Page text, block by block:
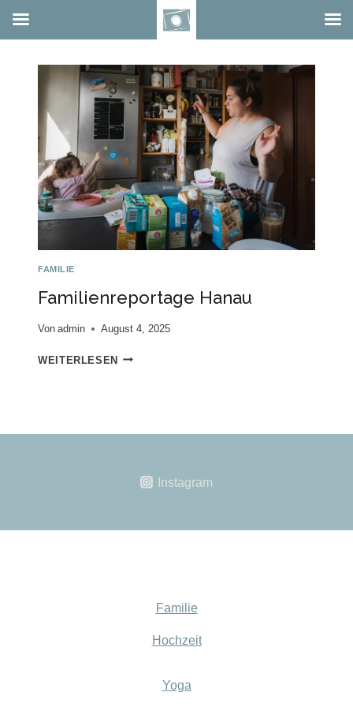
springen
FAMILIE
Familienreportage Hanau
Von admin August 4, 2025
WEITERLESEN FAMILIENREPORTAGE
Instagram
Familie
Hochzeit
Yoga